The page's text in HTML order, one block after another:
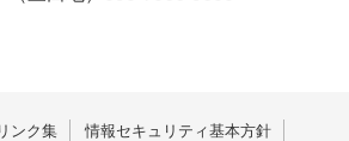
リンク集 情報セキュリティ基本方針